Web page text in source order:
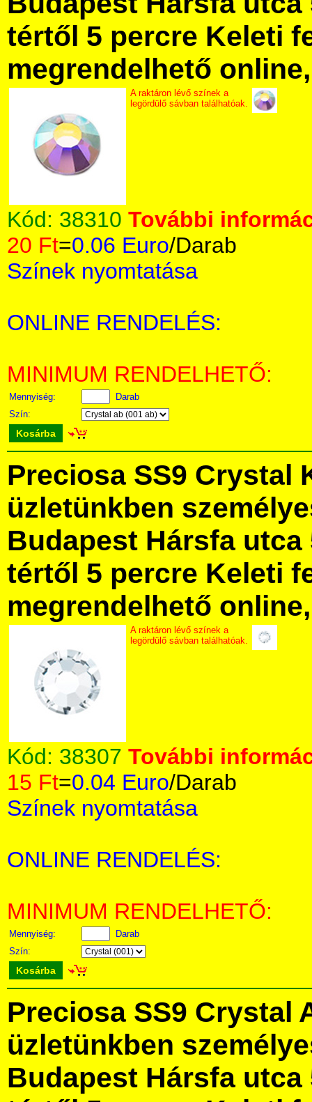
tértől 5 percre Keleti
megrendelhető
A raktáron lévő színek a
legördülő sávban találhatóak.
Kód: 38310 További
20 Ft=0.06 Euro/Darab
Színek nyomtatása
ONLINE RENDELÉS:
MINIMUM RENDELHETŐ:
Mennyiség:
Darab
Szín:
Kosárba
Preciosa SS9 Crystal
üzletünkben
Budapest Hársfa utca
tértől 5 percre Keleti
megrendelhető
A raktáron lévő színek a
legördülő sávban találhatóak.
Kód: 38307 További
15 Ft=0.04 Euro/Darab
Színek nyomtatása
ONLINE RENDELÉS:
MINIMUM RENDELHETŐ:
Mennyiség:
Darab
Szín:
Kosárba
Preciosa SS9 Crystal
üzletünkben
Budapest Hársfa utca